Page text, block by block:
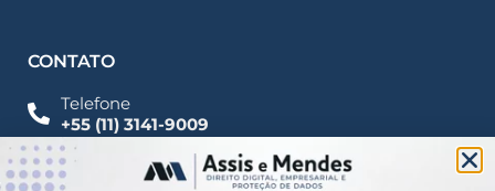
CONTATO
Telefone
+55 (11) 3141-9009
Imprensa
Fale Conosco